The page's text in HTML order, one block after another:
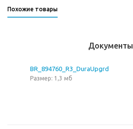
Похожие товары
Документы
BR_894760_R3_DuraUpgrd
Размер: 1,3 мб